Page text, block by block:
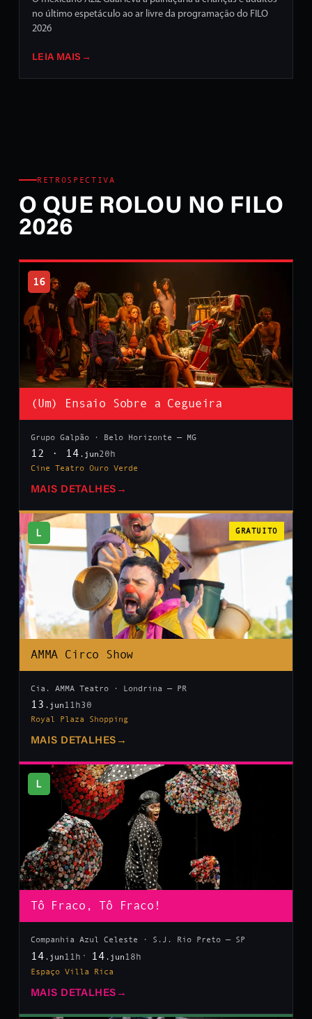
no último espetáculo ao ar livre da programação do FILO
2026
LEIA MAIS →
RETROSPECTIVA
O QUE ROLOU NO FILO
2026
16
(Um) Ensaio Sobre a Cegueira
Grupo Galpão · Belo Horizonte — MG
12 · 14 .jun20h
Cine Teatro Ouro Verde
MAIS DETALHES →
L GRATUITO
AMMA Circo Show
Cia. AMMA Teatro · Londrina — PR
13 .jun 11h30
Royal Plaza Shopping
MAIS DETALHES →
L
Tô Fraco, Tô Fraco!
Companhia Azul Celeste · S.J. Rio Preto — SP
14 .jun 11h 14 .jun 18h
Espaço Villa Rica
MAIS DETALHES →